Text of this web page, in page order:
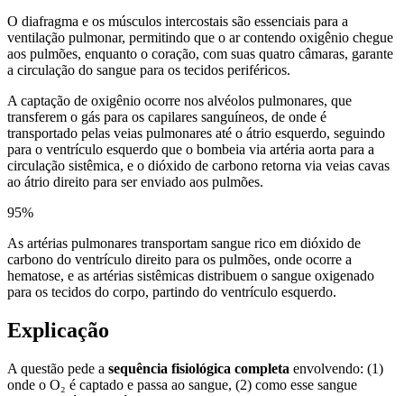
O diafragma e os músculos intercostais são essenciais para a
ventilação pulmonar, permitindo que o ar contendo oxigênio chegue
aos pulmões, enquanto o coração, com suas quatro câmaras, garante
a circulação do sangue para os tecidos periféricos.
A captação de oxigênio ocorre nos alvéolos pulmonares, que
transferem o gás para os capilares sanguíneos, de onde é
transportado pelas veias pulmonares até o átrio esquerdo, seguindo
para o ventrículo esquerdo que o bombeia via artéria aorta para a
circulação sistêmica, e o dióxido de carbono retorna via veias cavas
ao átrio direito para ser enviado aos pulmões.
95%
As artérias pulmonares transportam sangue rico em dióxido de
carbono do ventrículo direito para os pulmões, onde ocorre a
hematose, e as artérias sistêmicas distribuem o sangue oxigenado
para os tecidos do corpo, partindo do ventrículo esquerdo.
Explicação
A questão pede a sequência fisiológica completa envolvendo: (1)
onde o O₂ é captado e passa ao sangue, (2) como esse sangue